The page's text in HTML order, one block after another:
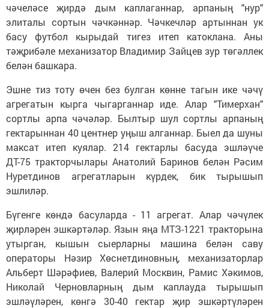
чәчеләсе җирдә дым каплаганнар, арпаның "нур"
элиталы сортын чәчкәннәр. Чәчкечләр артыннан ук
басу футбол кырыдай тигез итеп катоклана. Аны
тәҗрибәле механизатор Владимир Зайцев зур төгәллек
белән башкара.
Эшне тиз тоту өчен без булган көнне тагын ике чәчү
агрегатын кырга чыгарганнар иде. Алар "Тимерхан"
сортлы арпа чәчәләр. Былтыр шул сортлы арпаның
гектарыннан 40 центнер уңыш алганнар. Быел да шуны
максат итеп куялар. 214 гектарлы басуда эшләүче
ДТ-75 тракторчылары Анатолий Баринов белән Рәсим
Нуретдинов агрегатларын күрдек, бик тырышып
эшлиләр.
Бүгенге көндә басуларда - 11 агрегат. Алар чәчүлек
җирләрен эшкәртәләр. Язын яңа МТЗ-1221 тракторына
утырган, кышын сыерларны машина белән саву
операторы Нәзир Хөснетдиновның, механизаторлар
Альберт Шәрәфиев, Валерий Москвин, Рамис Хәкимов,
Николай Черновларның дым каплауда тырышып
эшләүләрен, көнгә 30-40 гектар җир эшкәртүләрен